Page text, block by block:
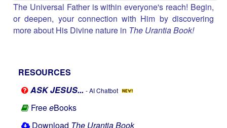
The Universal Father is within everyone's reach! Begin,
or deepen, your connection with Him by discovering
more about His Divine nature in The Urantia Book!
RESOURCES
ASK JESUS... - AI Chatbot
FreeeBooks
Download The Urantia Book